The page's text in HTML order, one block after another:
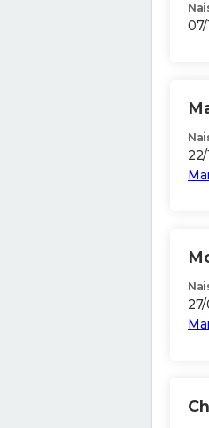
07/
22/